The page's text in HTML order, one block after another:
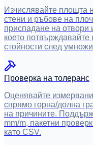
Изчислявайте площта
стени и ръбове на
приспадане на отвори
което
стойности след
Проверка на толеранс
Оценявайте
спрямо горна/долна
на причините.
mm/m, пакетни
като CSV.